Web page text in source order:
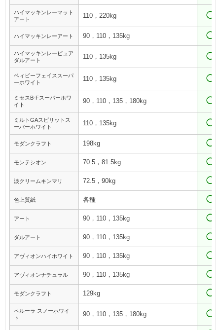
ハイマッキンレーマット
アート
110，220kg ◯
ハイマッキンレーアート 90，110，135kg ◯
ハイマッキンレーピュア
ダルアート
110，135kg ◯
ベィビーフェイススーパ
ーホワイト
110，135kg ◯
ミセスB-Fスーパーホワ
イト
90，110，135，180kg ◯
ミルトGAスピリットス
ーパーホワイト
110，135kg ◯
モダンクラフト 198kg ◯
モンテシオン 70.5，81.5kg ◯
淡クリームキンマリ 72.5，90kg ◯
色上質紙 各種 ◯
アート 90，110，135kg ◯
ダルアート 90，110，135kg ◯
アヴィオンハイホワイト 90，110，135kg ◯
アヴィオンナチュラル 90，110，135kg ◯
モダンクラフト 129kg ◯
ペルーラ スノーホワイ
ト
90，110，135，180kg ◯